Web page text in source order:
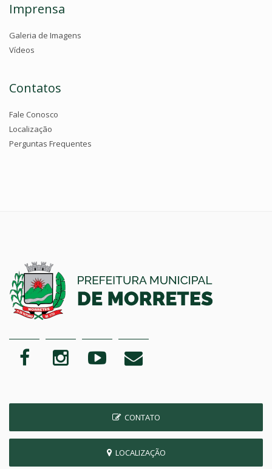
Imprensa
Galeria de Imagens
Vídeos
Contatos
Fale Conosco
Localização
Perguntas Frequentes
CONTATO
LOCALIZAÇÃO